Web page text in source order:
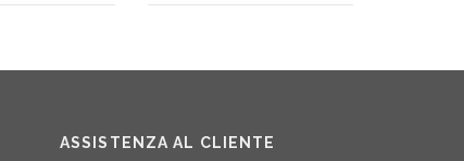
ASSISTENZA AL CLIENTE